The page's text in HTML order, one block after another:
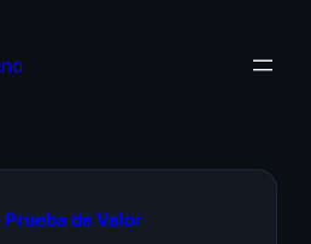
Prueba de Valor